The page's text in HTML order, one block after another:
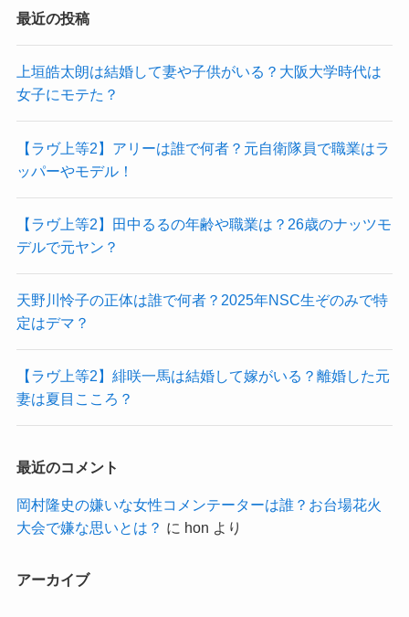
最近の投稿
上垣皓太朗は結婚して妻や子供がいる？大阪大学時代は
女子にモテた？
【ラヴ上等2】アリーは誰で何者？元自衛隊員で職業はラ
ッパーやモデル！
【ラヴ上等2】田中るるの年齢や職業は？26歳のナッツモ
デルで元ヤン？
天野川怜子の正体は誰で何者？2025年NSC生ぞのみで特
定はデマ？
【ラヴ上等2】緋咲一馬は結婚して嫁がいる？離婚した元
妻は夏目こころ？
最近のコメント
岡村隆史の嫌いな女性コメンテーターは誰？お台場花火
大会で嫌な思いとは？ に hon より
アーカイブ